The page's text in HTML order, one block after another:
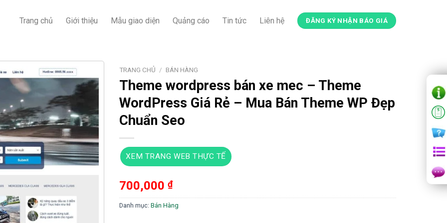
Trang chủ Giới thiệu Mẫu giao diện Quảng cáo Tin tức Liên hệ ĐĂNG KÝ NHẬN BÁO GIÁ
TRANG CHỦ / BÁN HÀNG
Theme wordpress bán xe mec – Theme
WordPress Giá Rẻ – Mua Bán Theme WP Đẹp
Chuẩn Seo
XEM TRANG WEB THỰC TẾ
700,000 ₫
Danh mục: Bán Hàng